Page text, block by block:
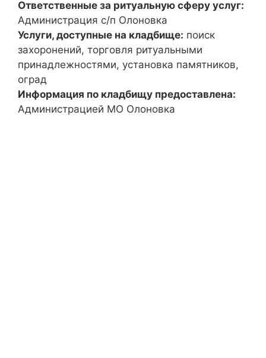
Ответственные за ритуальную сферу услуг:
Администрация с/п Олоновка
Услуги, доступные на кладбище: поиск
захоронений, торговля ритуальными
принадлежностями, установка памятников,
оград
Информация по кладбищу предоставлена:
Администрацией МО Олоновка